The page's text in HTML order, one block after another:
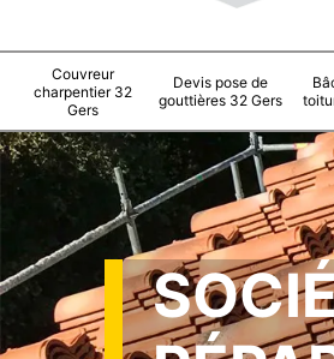
Couvreur
charpentier 32
Gers
Devis pose de
gouttières 32 Gers